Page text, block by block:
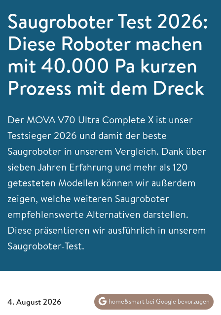
Saugroboter Test 2026:
Diese Roboter machen
mit 40.000 Pa kurzen
Prozess mit dem Dreck
Der MOVA V70 Ultra Complete X ist unser
Testsieger 2026 und damit der beste
Saugroboter in unserem Vergleich. Dank über
sieben Jahren Erfahrung und mehr als 120
getesteten Modellen können wir außerdem
zeigen, welche weiteren Saugroboter
empfehlenswerte Alternativen darstellen.
Diese präsentieren wir ausführlich in unserem
Saugroboter-Test.
4. August 2026 home&smart bei Google bevorzugen